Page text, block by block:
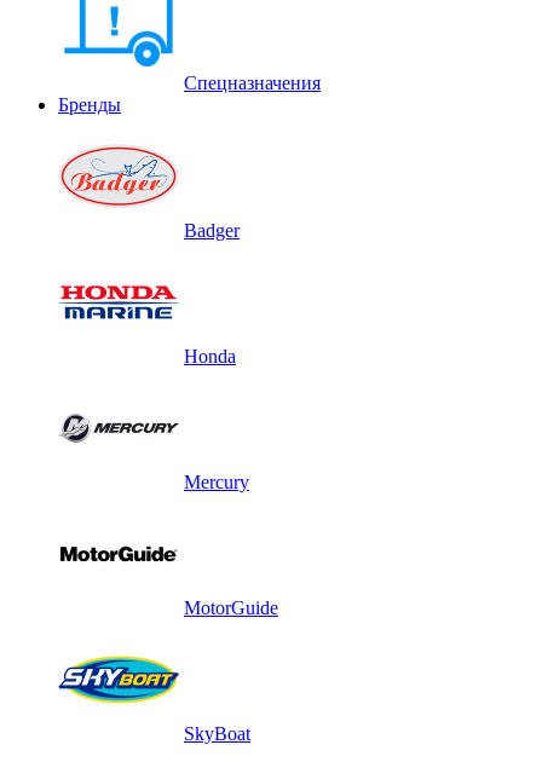
Спецназначения
Бренды
Badger
Honda
Mercury
MotorGuide
SkyBoat